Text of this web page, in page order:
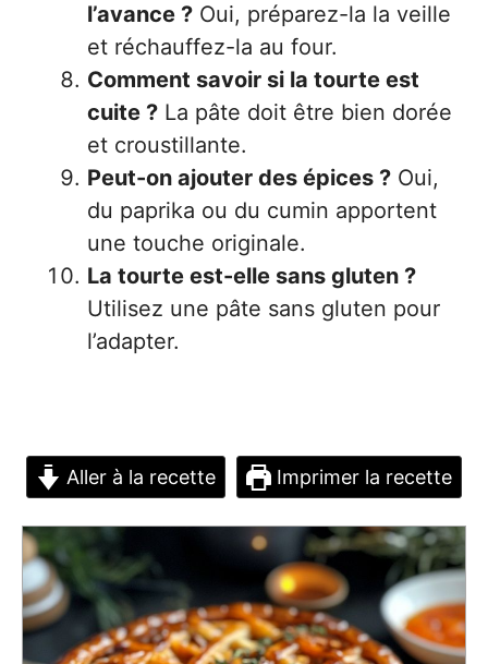
l’avance ? Oui, préparez-la la veille
et réchauffez-la au four.
Comment savoir si la tourte est
cuite ? La pâte doit être bien dorée
et croustillante.
Peut-on ajouter des épices ? Oui,
du paprika ou du cumin apportent
une touche originale.
La tourte est-elle sans gluten ?
Utilisez une pâte sans gluten pour
l’adapter.
Aller à la recette Imprimer la recette